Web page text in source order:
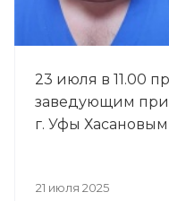
23 июля в 11.00
заведующим
г. Уфы
21 июля 2025